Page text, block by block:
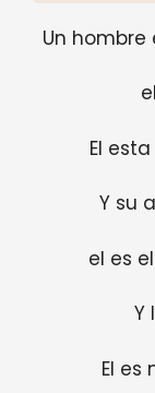
Un
El
Y su
el es
Y
El es